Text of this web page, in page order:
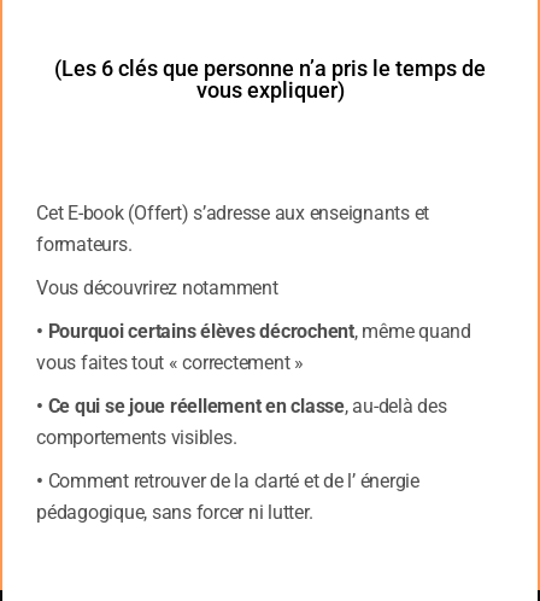
sera très simple pour vous, il faut juste les regarder et
écouter dans la langue que vous apprenez.
lecture mais aussi écriture et grammaire.
4. Grammaire : cette dernière n’est pas du tout
très bien apprendre une langue sans faire de la
grammaire car elle vient naturellement. C’est comme
le français, on sait parler sans apprendre la
grammaire, on l’apprend surtout pour ne pas faire de
votre travail il est recommandé d’étudier la
grammaire.
(Les 6 clés que personne n’a pris le temps de
vous expliquer)
Cet E-book (Offert) s’adresse aux enseignants et
formateurs.
Vous découvrirez notamment
• Pourquoi certains élèves décrochent, même quand
vous faites tout « correctement »
• Ce qui se joue réellement en classe, au-delà des
comportements visibles.
• Comment retrouver de la clarté et de l’ énergie
pédagogique, sans forcer ni lutter.